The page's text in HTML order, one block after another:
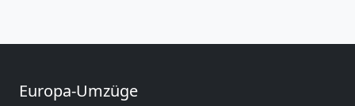
Europa-Umzüge